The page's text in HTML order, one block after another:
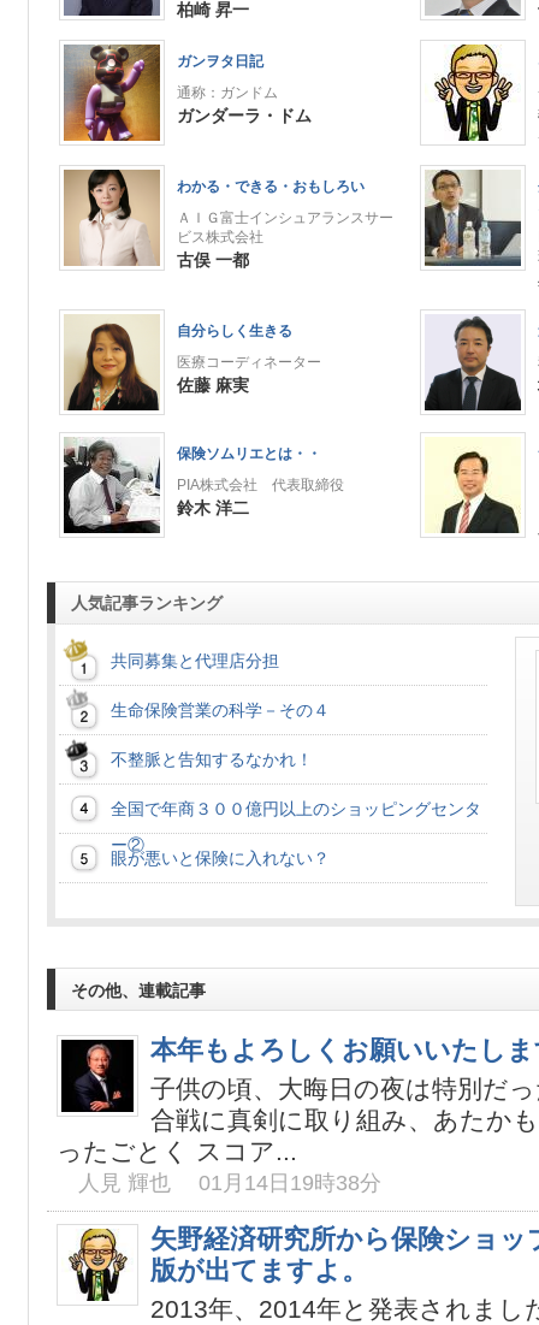
柏崎 昇一
ガンヲタ日記
通称：ガンドム
ガンダーラ・ドム
わかる・できる・おもしろい
ＡＩＧ富士インシュアランスサー
ビス株式会社
古俣 一都
自分らしく生きる
医療コーディネーター
佐藤 麻実
保険ソムリエとは・・
PIA株式会社 代表取締役
鈴木 洋二
人気記事ランキング
共同募集と代理店分担
生命保険営業の科学－その４
不整脈と告知するなかれ！
全国で年商３００億円以上のショッピングセンタ
ー②
眼が悪いと保険に入れない？
その他、連載記事
本年もよろしくお願いいたし
子供の頃、大晦日の夜は特別だ
合戦に真剣に取り組み、あたか
ったごとく スコア...
人見 輝也 01月14日19時38分
矢野経済研究所から保険ショッ
版が出てますよ。
2013年、2014年と発表されまし